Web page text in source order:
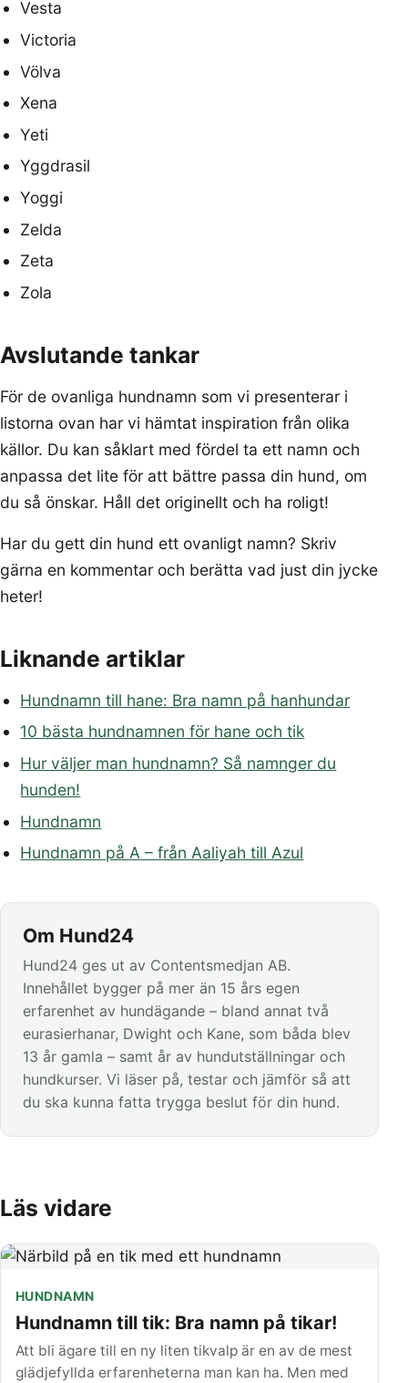
Vesta
Victoria
Völva
Xena
Yeti
Yggdrasil
Yoggi
Zelda
Zeta
Zola
Avslutande tankar
För de ovanliga hundnamn som vi presenterar i
listorna ovan har vi hämtat inspiration från olika
källor. Du kan såklart med fördel ta ett namn och
anpassa det lite för att bättre passa din hund, om
du så önskar. Håll det originellt och ha roligt!
Har du gett din hund ett ovanligt namn? Skriv
gärna en kommentar och berätta vad just din jycke
heter!
Liknande artiklar
Hundnamn till hane: Bra namn på hanhundar
10 bästa hundnamnen för hane och tik
Hur väljer man hundnamn? Så namnger du
hunden!
Hundnamn
Hundnamn på A – från Aaliyah till Azul
Om Hund24
Hund24 ges ut av Contentsmedjan AB.
Innehållet bygger på mer än 15 års egen
erfarenhet av hundägande – bland annat två
eurasierhanar, Dwight och Kane, som båda blev
13 år gamla – samt år av hundutställningar och
hundkurser. Vi läser på, testar och jämför så att
du ska kunna fatta trygga beslut för din hund.
Läs vidare
HUNDNAMN
Hundnamn till tik: Bra namn på tikar!
Att bli ägare till en ny liten tikvalp är en av de mest
glädjefyllda erfarenheterna man kan ha. Men med